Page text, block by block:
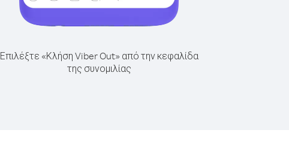
Επιλέξτε «Κλήση Viber Out» από την κεφαλίδα
της συνομιλίας